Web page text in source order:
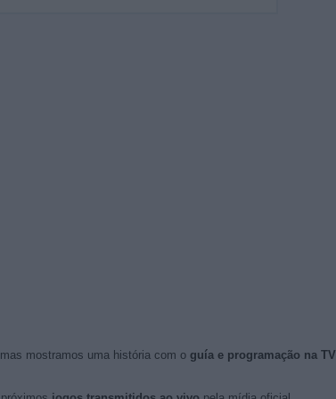
mostramos uma história com o guía e programação na TV